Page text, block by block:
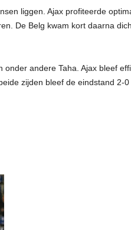
liggen. Ajax profiteerde
De Belg kwam kort daarna
andere Taha. Ajax bleef
zijden bleef de eindstand 2-